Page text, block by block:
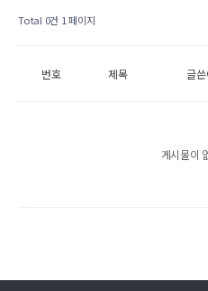
Total 0건 1 페이지
번호 제목 글쓴
게시물이